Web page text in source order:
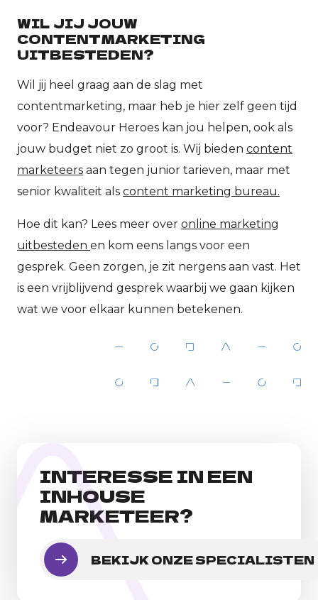
WIL JIJ JOUW
CONTENTMARKETING
UITBESTEDEN?
Wil jij heel graag aan de slag met
contentmarketing, maar heb je hier zelf geen tijd
voor? Endeavour Heroes kan jou helpen, ook als
jouw budget niet zo groot is. Wij bieden content
marketeers aan tegen junior tarieven, maar met
senior kwaliteit als content marketing bureau.
Hoe dit kan? Lees meer over online marketing
uitbesteden en kom eens langs voor een
gesprek. Geen zorgen, je zit nergens aan vast. Het
is een vrijblijvend gesprek waarbij we gaan kijken
wat we voor elkaar kunnen betekenen.
INTERESSE IN EEN
INHOUSE
MARKETEER?
BEKIJK ONZE SPECIALISTEN